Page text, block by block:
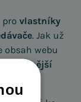
pro vlastníky
. Jak už
obsah webu
relevantnější